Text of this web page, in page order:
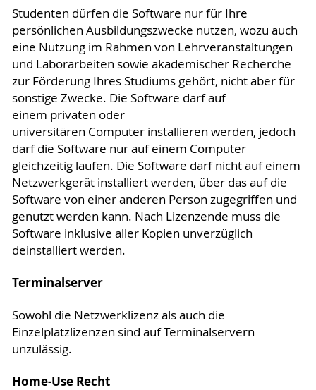
Studenten dürfen die Software nur für Ihre
persönlichen Ausbildungszwecke nutzen, wozu auch
eine Nutzung im Rahmen von Lehrveranstaltungen
und Laborarbeiten sowie akademischer Recherche
zur Förderung Ihres Studiums gehört, nicht aber für
sonstige Zwecke. Die Software darf auf
einem privaten oder
universitären Computer installieren werden, jedoch
darf die Software nur auf einem Computer
gleichzeitig laufen. Die Software darf nicht auf einem
Netzwerkgerät installiert werden, über das auf die
Software von einer anderen Person zugegriffen und
genutzt werden kann. Nach Lizenzende muss die
Software inklusive aller Kopien unverzüglich
deinstalliert werden.
Terminalserver
Sowohl die Netzwerklizenz als auch die
Einzelplatzlizenzen sind auf Terminalservern
unzulässig.
Home-Use Recht